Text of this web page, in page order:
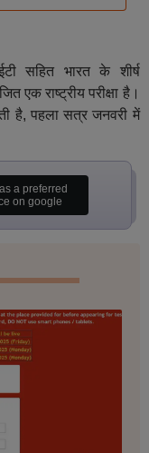
सहित भारत के शीर्ष
एक राष्ट्रीय परीक्षा है।
है, पहला सत्र जनवरी में
a preferred
on google